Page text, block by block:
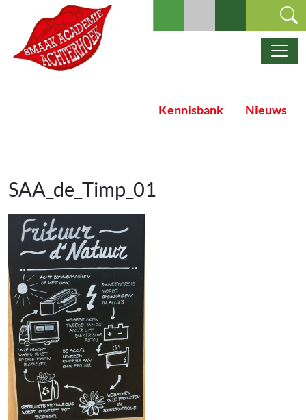
Ga naar de inhoud
Hoofdnavigatie
Kennisbank Nieuws
SAA_de_Timp_01